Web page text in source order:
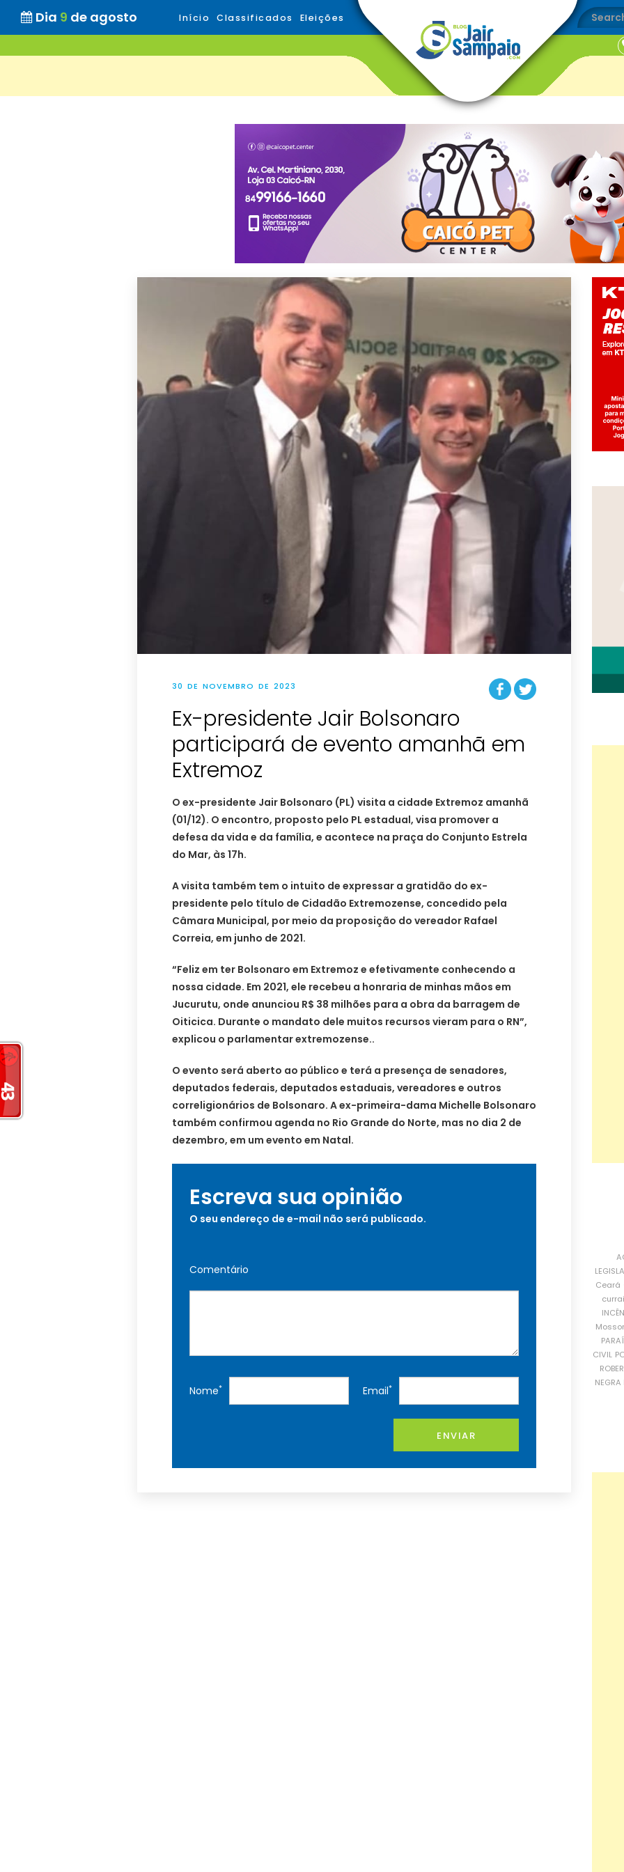
Dia 9 de agosto Início Classificados Eleições
30 DE NOVEMBRO DE 2023
Ex-presidente Jair Bolsonaro
participará de evento amanhã em
Extremoz
O ex-presidente Jair Bolsonaro (PL) visita a cidade Extremoz amanhã
(01/12). O encontro, proposto pelo PL estadual, visa promover a
defesa da vida e da família, e acontece na praça do Conjunto Estrela
do Mar, às 17h.
A visita também tem o intuito de expressar a gratidão do ex-
presidente pelo título de Cidadão Extremozense, concedido pela
Câmara Municipal, por meio da proposição do vereador Rafael
Correia, em junho de 2021.
“Feliz em ter Bolsonaro em Extremoz e efetivamente conhecendo a
nossa cidade. Em 2021, ele recebeu a honraria de minhas mãos em
Jucurutu, onde anunciou R$ 38 milhões para a obra da barragem de
Oiticica. Durante o mandato dele muitos recursos vieram para o RN”,
explicou o parlamentar extremozense..
O evento será aberto ao público e terá a presença de senadores,
deputados federais, deputados estaduais, vereadores e outros
correligionários de Bolsonaro. A ex-primeira-dama Michelle Bolsonaro
também confirmou agenda no Rio Grande do Norte, mas no dia 2 de
dezembro, em um evento em Natal.
Escreva sua opinião
O seu endereço de e-mail não será publicado.
Comentário
Nome* Email*
ENVIAR
Ceará
CIVIL
NEGRA